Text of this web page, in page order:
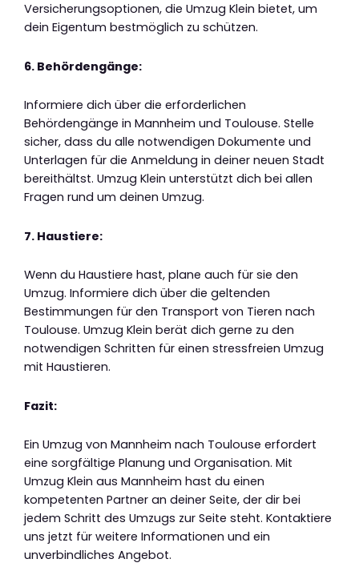
Versicherungsoptionen, die Umzug Klein bietet, um
dein Eigentum bestmöglich zu schützen.
6. Behördengänge:
Informiere dich über die erforderlichen
Behördengänge in Mannheim und Toulouse. Stelle
sicher, dass du alle notwendigen Dokumente und
Unterlagen für die Anmeldung in deiner neuen Stadt
bereithältst. Umzug Klein unterstützt dich bei allen
Fragen rund um deinen Umzug.
7. Haustiere:
Wenn du Haustiere hast, plane auch für sie den
Umzug. Informiere dich über die geltenden
Bestimmungen für den Transport von Tieren nach
Toulouse. Umzug Klein berät dich gerne zu den
notwendigen Schritten für einen stressfreien Umzug
mit Haustieren.
Fazit:
Ein Umzug von Mannheim nach Toulouse erfordert
eine sorgfältige Planung und Organisation. Mit
Umzug Klein aus Mannheim hast du einen
kompetenten Partner an deiner Seite, der dir bei
jedem Schritt des Umzugs zur Seite steht. Kontaktiere
uns jetzt für weitere Informationen und ein
unverbindliches Angebot.